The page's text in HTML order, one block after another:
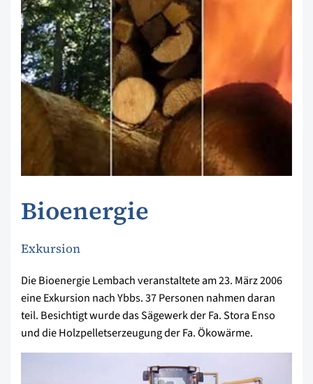
Bioenergie
Exkursion
Die Bioenergie Lembach veranstaltete am 23. März 2006
eine Exkursion nach Ybbs. 37 Personen nahmen daran
teil. Besichtigt wurde das Sägewerk der Fa. Stora Enso
und die Holzpelletserzeugung der Fa. Ökowärme.